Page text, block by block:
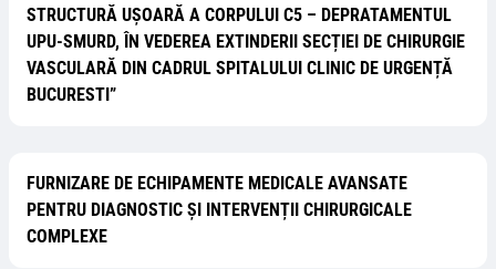
STRUCTURĂ UȘOARĂ A CORPULUI C5 – DEPRATAMENTUL
UPU-SMURD, ÎN VEDEREA EXTINDERII SECȚIEI DE CHIRURGIE
VASCULARĂ DIN CADRUL SPITALULUI CLINIC DE URGENȚĂ
BUCURESTI”
FURNIZARE DE ECHIPAMENTE MEDICALE AVANSATE
PENTRU DIAGNOSTIC ȘI INTERVENȚII CHIRURGICALE
COMPLEXE